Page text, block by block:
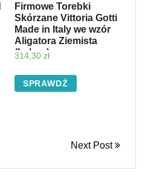
Firmowe Torebki
Skórzane Vittoria Gotti
Made in Italy we wzór
Aligatora Ziemista
(kolory)
314,30 zł
SPRAWDŹ
Next Post